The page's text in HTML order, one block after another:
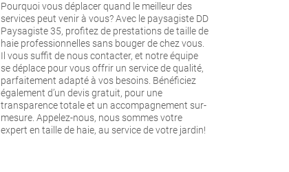
Pourquoi vous déplacer quand le meilleur des
services peut venir à vous? Avec le paysagiste DD
Paysagiste 35, profitez de prestations de taille de
haie professionnelles sans bouger de chez vous.
Il vous suffit de nous contacter, et notre équipe
se déplace pour vous offrir un service de qualité,
parfaitement adapté à vos besoins. Bénéficiez
également d’un devis gratuit, pour une
transparence totale et un accompagnement sur-
mesure. Appelez-nous, nous sommes votre
expert en taille de haie, au service de votre jardin!